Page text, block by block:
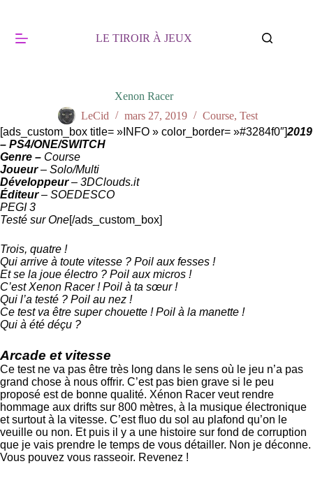
LE TIROIR À JEUX
Xenon Racer
LeCid
mars 27, 2019 Course,Test
[ads_custom_box title= »INFO » color_border= »#3284f0″]2019
– PS4/ONE/SWITCH
Genre – Course
Joueur– Solo/Multi
Développeur– 3DClouds.it
Éditeur– SOEDESCO
PEGI 3
Testé sur One[/ads_custom_box]
Trois, quatre !
Qui arrive à toute vitesse ? Poil aux fesses !
Et se la joue électro ? Poil aux micros !
C’est Xenon Racer ! Poil à ta sœur !
Qui l’a testé ? Poil au nez !
Ce test va être super chouette ! Poil à la manette !
Qui à été déçu ?
Arcade et vitesse
Ce test ne va pas être très long dans le sens où le jeu n’a pas
grand chose à nous offrir. C’est pas bien grave si le peu
proposé est de bonne qualité. Xénon Racer veut rendre
hommage aux drifts sur 800 mètres, à la musique électronique
et surtout à la vitesse. C’est fluo du sol au plafond qu’on le
veuille ou non. Et puis il y a une histoire sur fond de corruption
que je vais prendre le temps de vous détailler. Non je déconne.
Vous pouvez vous rasseoir. Revenez !